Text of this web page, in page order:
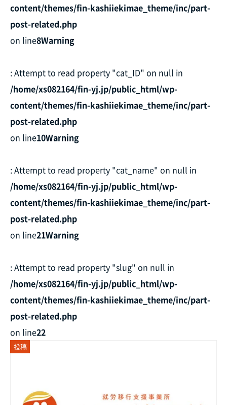
content/themes/fin-kashiiekimae_theme/inc/part-
post-related.php
on line8Warning
: Attempt to read property "cat_ID" on null in
/home/xs082164/fin-yj.jp/public_html/wp-
content/themes/fin-kashiiekimae_theme/inc/part-
post-related.php
on line10Warning
: Attempt to read property "cat_name" on null in
/home/xs082164/fin-yj.jp/public_html/wp-
content/themes/fin-kashiiekimae_theme/inc/part-
post-related.php
on line21Warning
: Attempt to read property "slug" on null in
/home/xs082164/fin-yj.jp/public_html/wp-
content/themes/fin-kashiiekimae_theme/inc/part-
post-related.php
on line22
投稿